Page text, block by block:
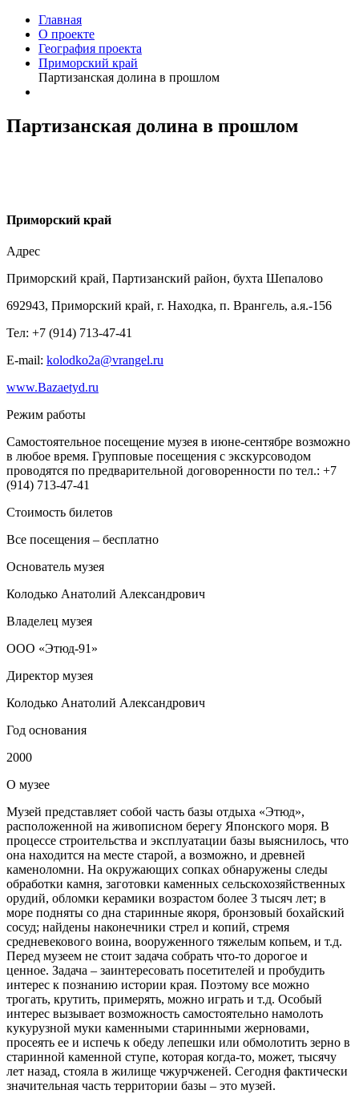
Главная
О проекте
География проекта
Приморский край
Партизанская долина в прошлом
Партизанская долина в прошлом
Приморский край
Адрес
Приморский край, Партизанский район, бухта Шепалово
692943, Приморский край, г. Находка, п. Врангель, а.я.-156
Тел: +7 (914) 713-47-41
E-mail: kolodko2a@vrangel.ru
www.Bazaetyd.ru
Режим работы
Самостоятельное посещение музея в июне-сентябре возможно
в любое время. Групповые посещения с экскурсоводом
проводятся по предварительной договоренности по тел.: +7
(914) 713-47-41
Стоимость билетов
Все посещения – бесплатно
Основатель музея
Колодько Анатолий Александрович
Владелец музея
ООО «Этюд-91»
Директор музея
Колодько Анатолий Александрович
Год основания
2000
О музее
Музей представляет собой часть базы отдыха «Этюд»,
расположенной на живописном берегу Японского моря. В
процессе строительства и эксплуатации базы выяснилось, что
она находится на месте старой, а возможно, и древней
каменоломни. На окружающих сопках обнаружены следы
обработки камня, заготовки каменных сельскохозяйственных
орудий, обломки керамики возрастом более 3 тысяч лет; в
море подняты со дна старинные якоря, бронзовый бохайский
сосуд; найдены наконечники стрел и копий, стремя
средневекового воина, вооруженного тяжелым копьем, и т.д.
Перед музеем не стоит задача собрать что-то дорогое и
ценное. Задача – заинтересовать посетителей и пробудить
интерес к познанию истории края. Поэтому все можно
трогать, крутить, примерять, можно играть и т.д. Особый
интерес вызывает возможность самостоятельно намолоть
кукурузной муки каменными старинными жерновами,
просеять ее и испечь к обеду лепешки или обмолотить зерно в
старинной каменной ступе, которая когда-то, может, тысячу
лет назад, стояла в жилище чжурчженей. Сегодня фактически
значительная часть территории базы – это музей.